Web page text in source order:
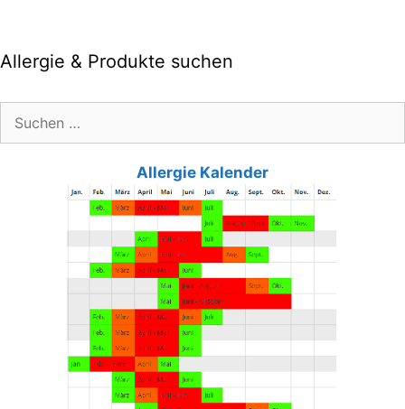
Allergie & Produkte suchen
Allergie Kalender